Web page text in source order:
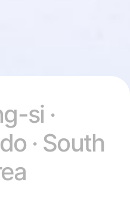
si ·
· South